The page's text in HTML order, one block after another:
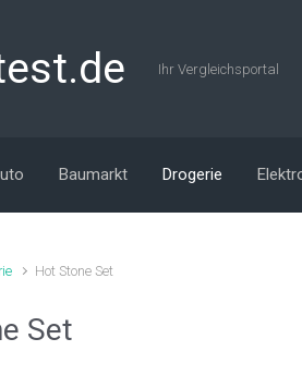
Ihr Vergleichsportal
Baumarkt Drogerie
Hot Stone Set
Set